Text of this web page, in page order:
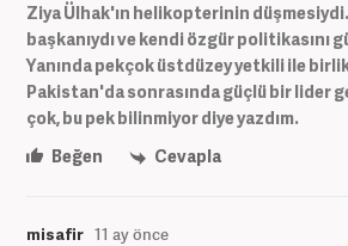
Ziya Ülhak'ın helikopterinin
başkanıydı ve kendi özgür politikasını
Yanında pekçok üstdüzey yetkili ile
Pakistan'da sonrasında güçlü bir lider
çok, bu pek bilinmiyor diye yazdım.
Beğen
Cevapla
misafir 11 ay önce